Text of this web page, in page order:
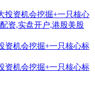
资机会挖掘+一只核心标
资机会挖掘+一只核心标